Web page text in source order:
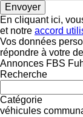
En cliquant ici,
et notre accord
Vos données
répondre à votre
Annonces FBS
Recherche
Catégorie
véhicules